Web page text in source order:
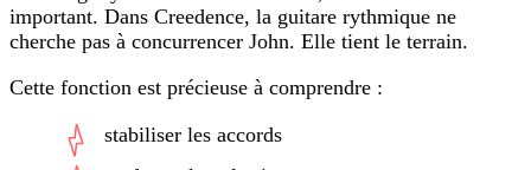
important. Dans Creedence, la guitare rythmique ne
cherche pas à concurrencer John. Elle tient le terrain.
Cette fonction est précieuse à comprendre :
stabiliser les accords